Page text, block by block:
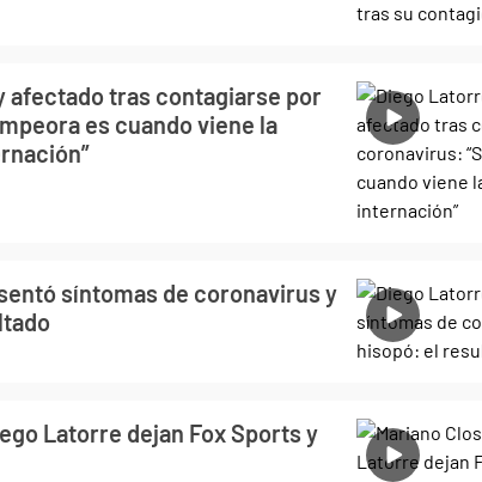
afectado tras contagiarse por
es cuando viene la
síntomas de coronavirus y
Latorre dejan Fox Sports y